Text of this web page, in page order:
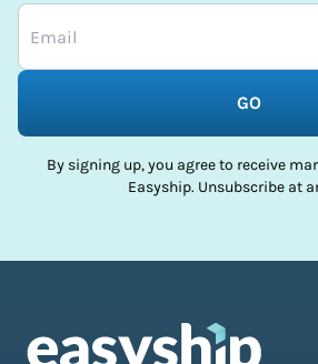
GO
By signing up, you agree to receive
Easyship. Unsubscribe at